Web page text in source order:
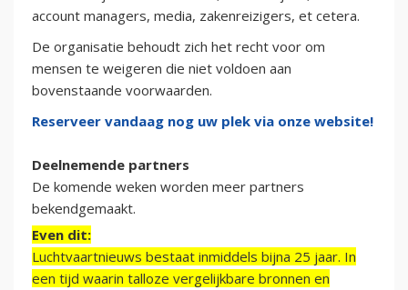
account managers, media, zakenreizigers, et cetera.
De organisatie behoudt zich het recht voor om
mensen te weigeren die niet voldoen aan
bovenstaande voorwaarden.
Reserveer vandaag nog uw plek via onze website!
Deelnemende partners
De komende weken worden meer partners
bekendgemaakt.
Even dit:
Luchtvaartnieuws bestaat inmiddels bijna 25 jaar. In
een tijd waarin talloze vergelijkbare bronnen en